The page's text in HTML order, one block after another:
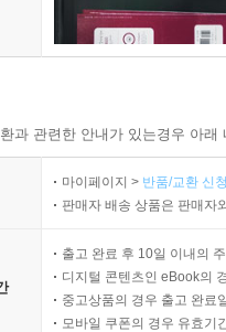
과 관련한 안내가 있는경우 아
마이페이지 > 반품/교환 신
판매자 배송 상품은 판매자
출고 완료 후 10일 이내의
디지털 콘텐츠인 eBook의
중고상품의 경우 출고 완료
모바일 쿠폰의 경우 유효기